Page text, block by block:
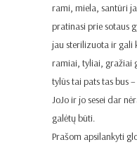
rami, miela, santūri
pratinasi prie sotaus
jau sterilizuota ir gali
ramiai, tyliai, gražiai
tylūs tai pats tas bus
JoJo ir jo sesei dar
galėtų būti.
Prašom apsilankyti